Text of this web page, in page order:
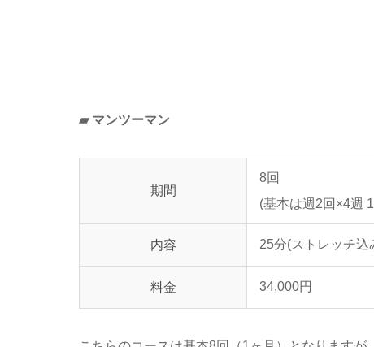
▰ マンツーマン
期間
8回
(基本は週2回×4週
内容 25分(ストレッチ込
料金 34,000円